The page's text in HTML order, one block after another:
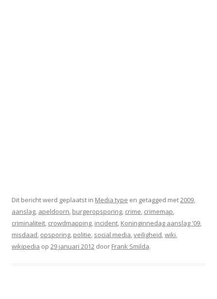
Dit bericht werd geplaatst in Media type en getagged met2009,
aanslag, apeldoorn, burgeropsporing, crime, crimemap,
criminaliteit, crowdmapping, incident, Koninginnedag aanslag '09,
misdaad, opsporing, politie, social media,veiligheid,wiki,
wikipedia op 29 januari 2012 door Frank Smilda.